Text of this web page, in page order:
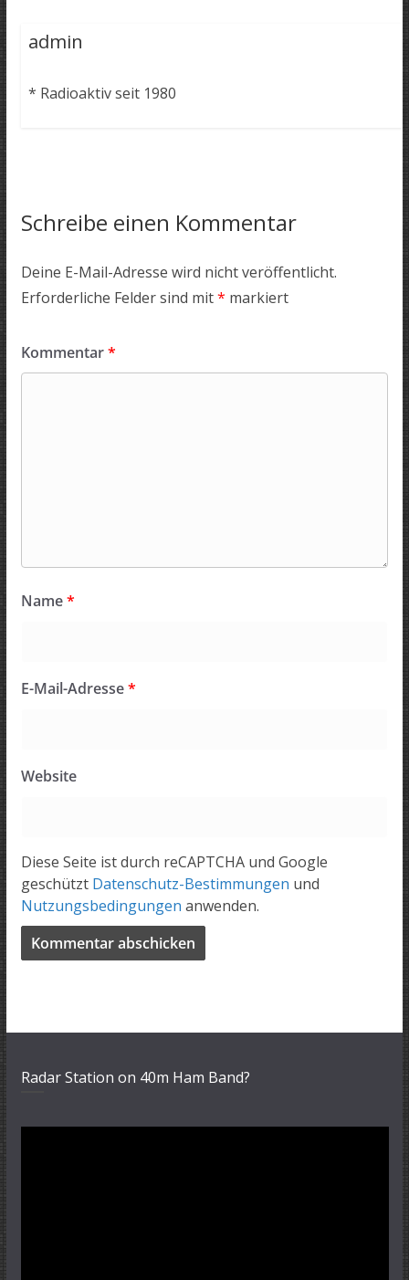
admin
* Radioaktiv seit 1980
Schreibe einen Kommentar
Deine E-Mail-Adresse wird nicht veröffentlicht.
Erforderliche Felder sind mit* markiert
Kommentar*
Name*
E-Mail-Adresse*
Website
Diese Seite ist durch reCAPTCHA und Google
geschützt Datenschutz-Bestimmungen und
Nutzungsbedingungen anwenden.
Radar Station on 40m Ham Band?